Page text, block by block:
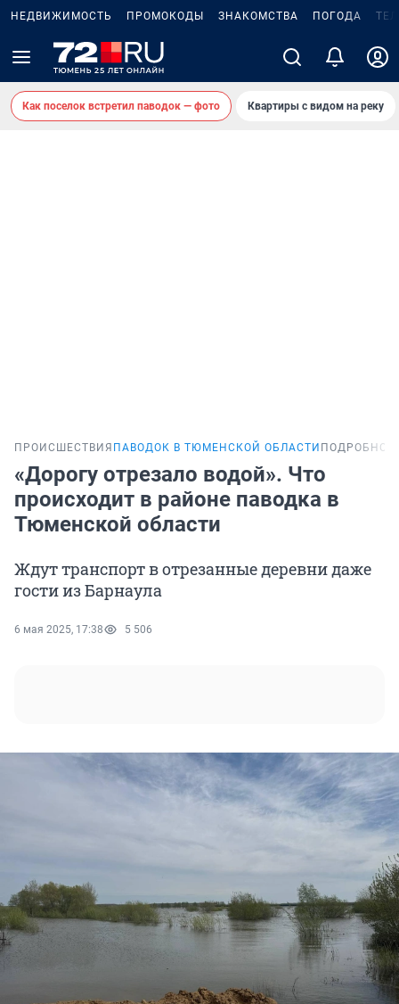
НЕДВИЖИМОСТЬ ПРОМОКОДЫ ЗНАКОМСТВА ПОГОДА
Как поселок встретил паводок — фото Квартиры с видом на реку
ПРОИСШЕСТВИЯ ПАВОДОК В ТЮМЕНСКОЙ ОБЛАСТИ
«Дорогу отрезало водой». Что
происходит в районе паводка в
Тюменской области
Ждут транспорт в отрезанные деревни даже
гости из Барнаула
6 мая 2025, 17:38 5 506